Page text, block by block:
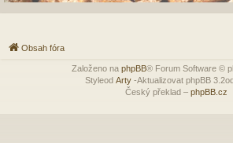
Obsah fóra
Založeno na phpBB® Forum Software ©
Styleod Arty-Aktualizovat phpBB
Český překlad – phpBB.cz